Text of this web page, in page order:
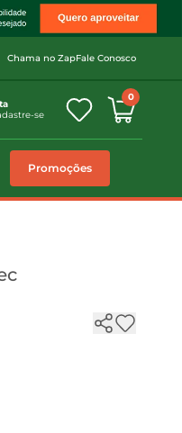
Chama no ZapFale Conosco
se
0
Promoções